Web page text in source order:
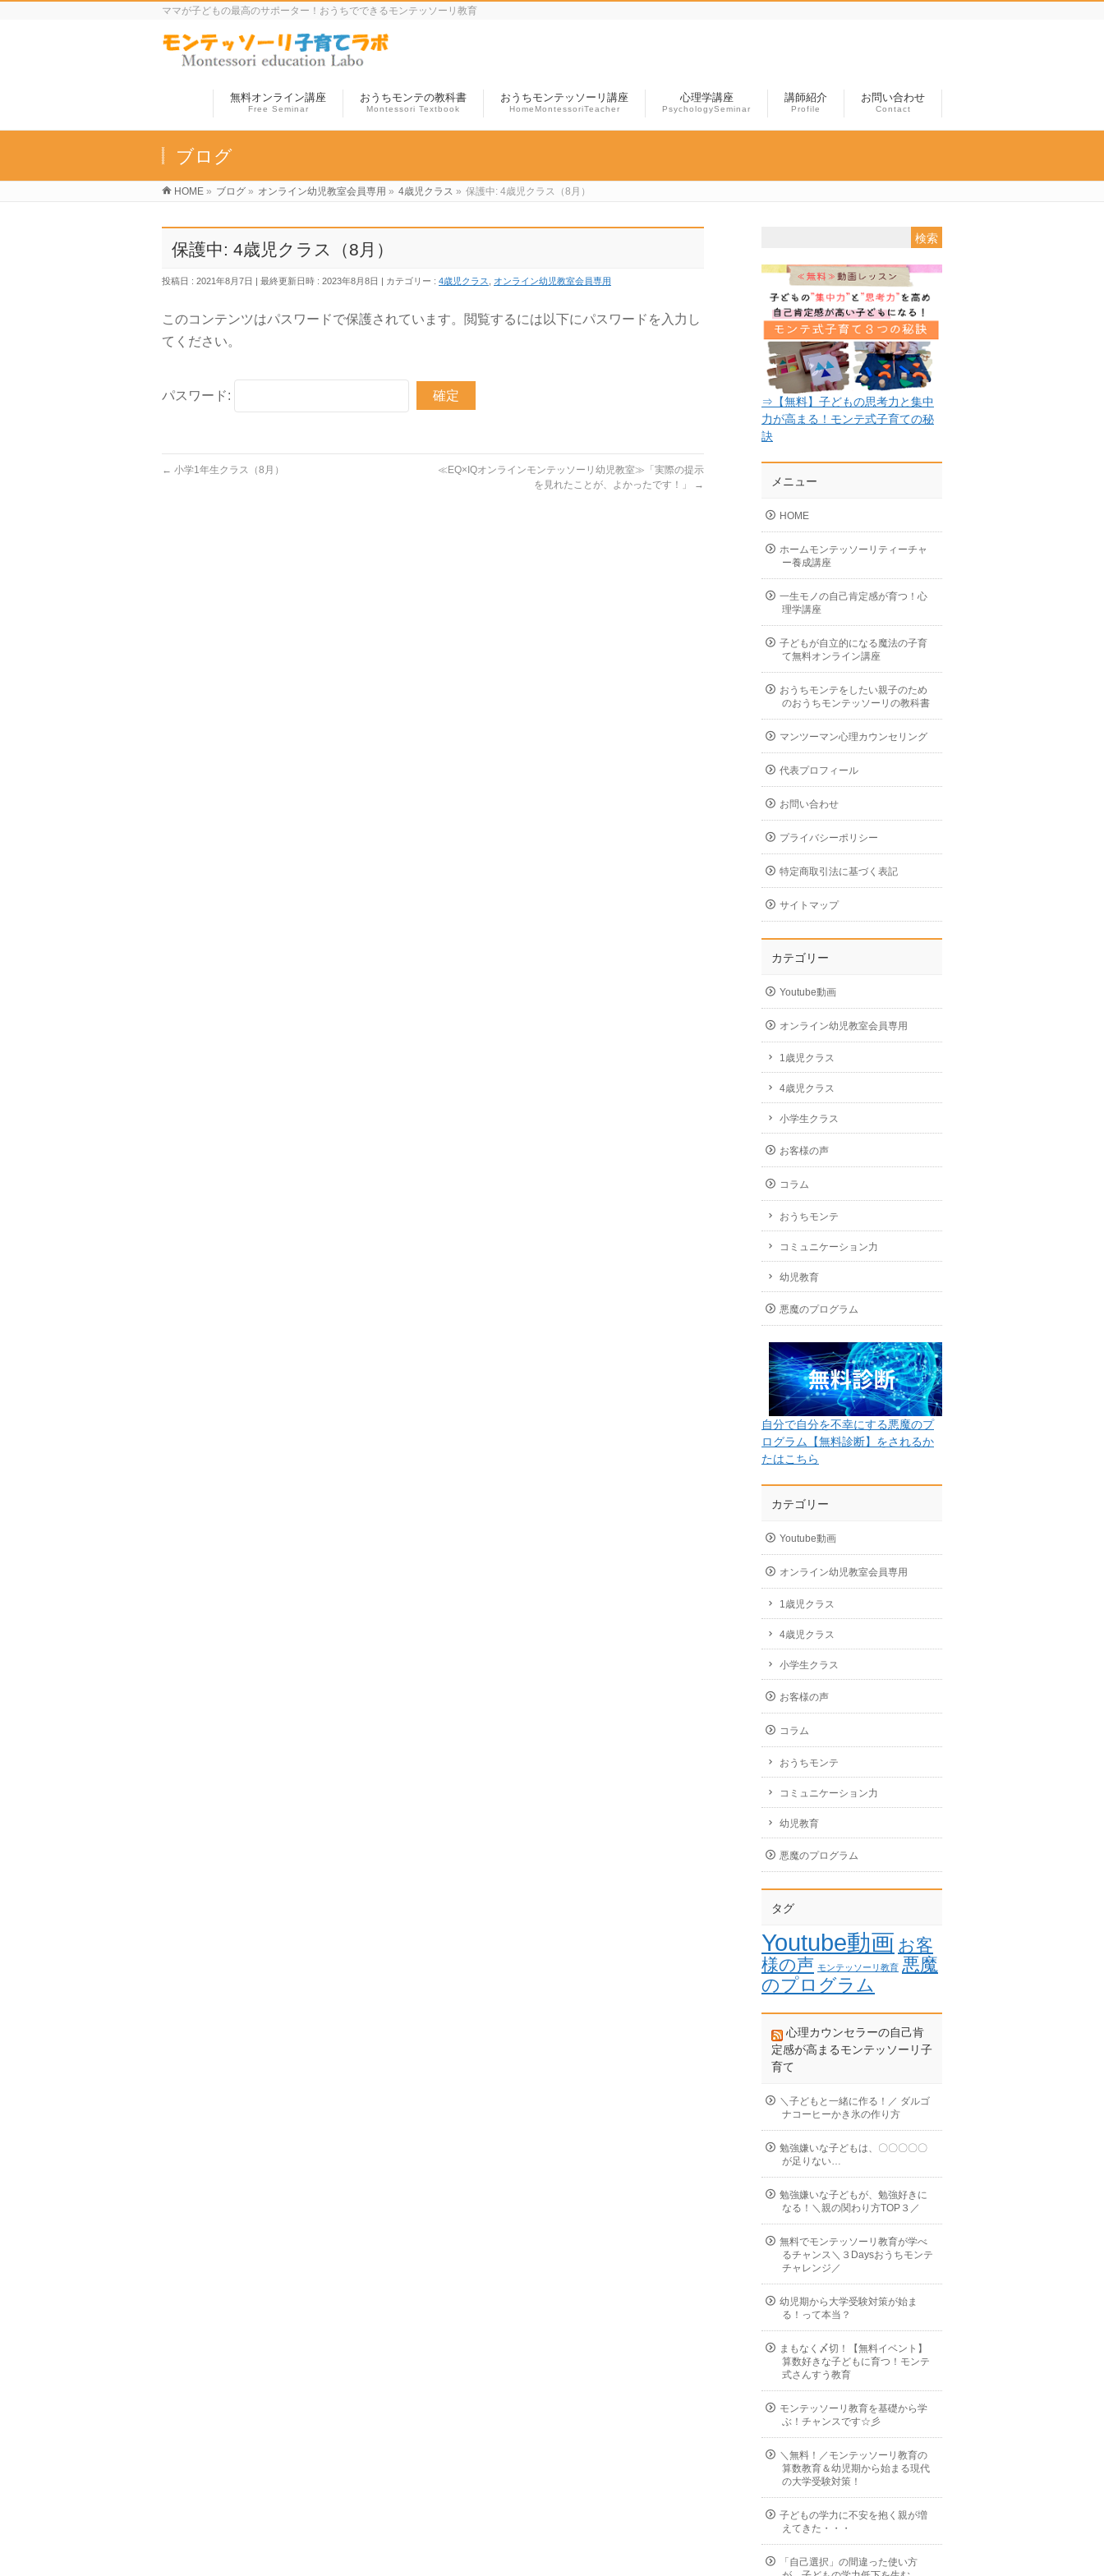
ママが子どもの最高のサポーター！おうちでできるモンテッソーリ教育
無料オンライン講座
Free Seminar
おうちモンテの教科書
Montessori Textbook
おうちモンテッソーリ講座
HomeMontessoriTeacher
心理学講座
PsychologySeminar
講師紹介
Profile
お問い合わせ
Contact
ブログ
HOME » ブログ » オンライン幼児教室会員専用 » 4歳児クラス » 保護中: 4歳児クラス（8月）
保護中: 4歳児クラス（8月）
投稿日 : 2021年8月7日 最終更新日時 : 2023年8月8日 カテゴリー : 4歳児クラス オンライン幼児教室会員専用
このコンテンツはパスワードで保護されています。閲覧するには以下にパスワードを入力し
てください。
パスワード:
← 小学1年生クラス（8月）
≪EQ×IQオンラインモンテッソーリ幼児教室≫「実際の提示
を見れたことが、よかったです！」
→
⇒【無料】子どもの思考力と集中
力が高まる！モンテ式子育ての秘
訣
メニュー
HOME
ホームモンテッソーリティーチャ
ー養成講座
一生モノの自己肯定感が育つ！心
理学講座
子どもが自立的になる魔法の子育
て無料オンライン講座
おうちモンテをしたい親子のため
のおうちモンテッソーリの教科書
マンツーマン心理カウンセリング
代表プロフィール
お問い合わせ
プライバシーポリシー
特定商取引法に基づく表記
サイトマップ
カテゴリー
Youtube動画
オンライン幼児教室会員専用
1歳児クラス
4歳児クラス
小学生クラス
お客様の声
コラム
おうちモンテ
コミュニケーション力
幼児教育
悪魔のプログラム
自分で自分を不幸にする悪魔のプ
ログラム【無料診断】をされるか
たはこちら
カテゴリー
Youtube動画
オンライン幼児教室会員専用
1歳児クラス
4歳児クラス
小学生クラス
お客様の声
コラム
おうちモンテ
コミュニケーション力
幼児教育
悪魔のプログラム
タグ
Youtube動画 お客
様の声 モンテッソーリ教育 悪魔
のプログラム
心理カウンセラーの自己肯
定感が高まるモンテッソーリ子
育て
＼子どもと一緒に作る！／ ダルゴ
ナコーヒーかき氷の作り方
勉強嫌いな子どもは、〇〇〇〇〇
が足りない…
勉強嫌いな子どもが、勉強好きに
なる！＼親の関わり方TOP３／
無料でモンテッソーリ教育が学べ
るチャンス＼３Daysおうちモンテ
チャレンジ／
幼児期から大学受験対策が始ま
る！って本当？
まもなく〆切！【無料イベント】
算数好きな子どもに育つ！モンテ
式さんすう教育
モンテッソーリ教育を基礎から学
ぶ！チャンスです☆彡
＼無料！／モンテッソーリ教育の
算数教育＆幼児期から始まる現代
の大学受験対策！
子どもの学力に不安を抱く親が増
えてきた・・・
「自己選択」の間違った使い方